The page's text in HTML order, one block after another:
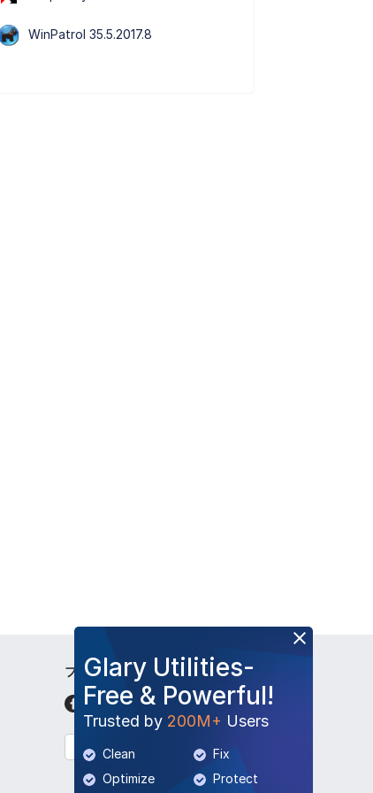
WinPatrol 35.5.2017.8
Glary Utilities-
Free & Powerful!
Trusted by 200M+ Users
Clean
Fix
Optimize
Protect
フォローして下さい
日本語